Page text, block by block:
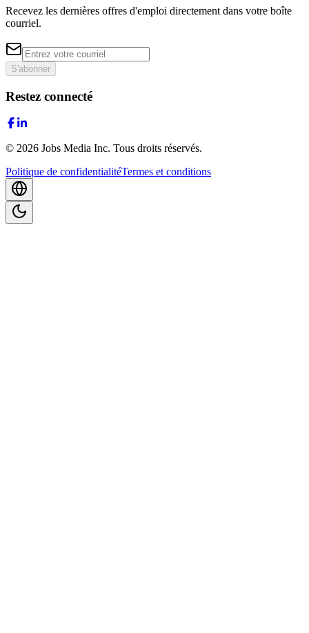
Recevez les dernières offres d'emploi directement dans votre boîte
courriel.
S'abonner
Restez connecté
© 2026 Jobs Media Inc. Tous droits réservés.
Politique de confidentialitéTermes et conditions